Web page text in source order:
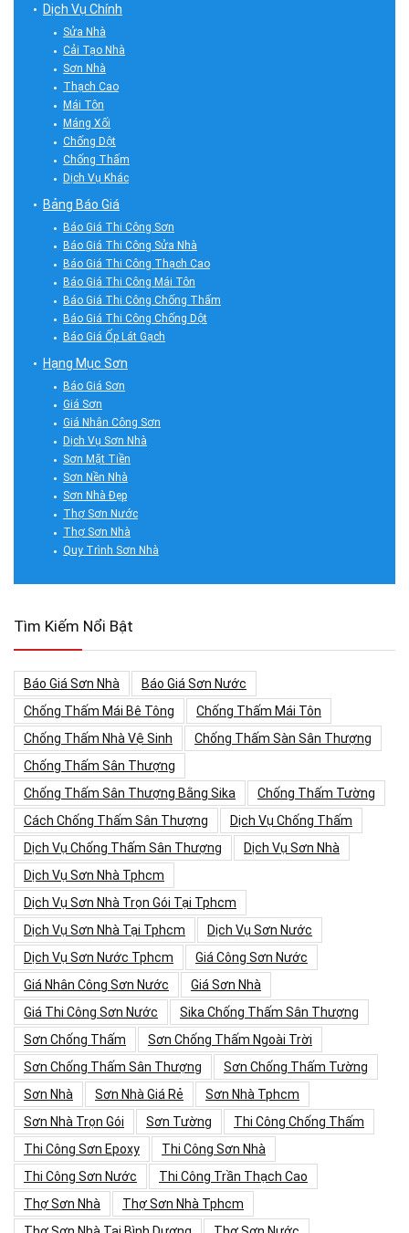
Dịch Vụ Chính
Sửa Nhà
Cải Tạo Nhà
Sơn Nhà
Thạch Cao
Mái Tôn
Máng Xối
Chống Dột
Chống Thấm
Dịch Vụ Khác
Bảng Báo Giá
Báo Giá Thi Công Sơn
Báo Giá Thi Công Sửa Nhà
Báo Giá Thi Công Thạch Cao
Báo Giá Thi Công Mái Tôn
Báo Giá Thi Công Chống Thấm
Báo Giá Thi Công Chống Dột
Báo Giá Ốp Lát Gạch
Hạng Mục Sơn
Báo Giá Sơn
Giá Sơn
Giá Nhân Công Sơn
Dịch Vụ Sơn Nhà
Sơn Mặt Tiền
Sơn Nền Nhà
Sơn Nhà Đẹp
Thợ Sơn Nước
Thợ Sơn Nhà
Quy Trình Sơn Nhà
Tìm Kiếm Nổi Bật
Báo Giá Sơn Nhà
Báo Giá Sơn Nước
Chống Thấm Mái Bê Tông
Chống Thấm Mái Tôn
Chống Thấm Nhà Vệ Sinh
Chống Thấm Sàn Sân Thượng
Chống Thấm Sân Thượng
Chống Thấm Sân Thượng Bằng Sika
Chống Thấm Tường
Cách Chống Thấm Sân Thượng
Dịch Vụ Chống Thấm
Dịch Vụ Chống Thấm Sân Thượng
Dịch Vụ Sơn Nhà
Dịch Vụ Sơn Nhà Tphcm
Dịch Vụ Sơn Nhà Trọn Gói Tại Tphcm
Dịch Vụ Sơn Nhà Tại Tphcm
Dịch Vụ Sơn Nước
Dịch Vụ Sơn Nước Tphcm
Giá Công Sơn Nước
Giá Nhân Công Sơn Nước
Giá Sơn Nhà
Giá Thi Công Sơn Nước
Sika Chống Thấm Sân Thượng
Sơn Chống Thấm
Sơn Chống Thấm Ngoài Trời
Sơn Chống Thấm Sân Thượng
Sơn Chống Thấm Tường
Sơn Nhà
Sơn Nhà Giá Rẻ
Sơn Nhà Tphcm
Sơn Nhà Trọn Gói
Sơn Tường
Thi Công Chống Thấm
Thi Công Sơn Epoxy
Thi Công Sơn Nhà
Thi Công Sơn Nước
Thi Công Trần Thạch Cao
Thợ Sơn Nhà
Thợ Sơn Nhà Tphcm